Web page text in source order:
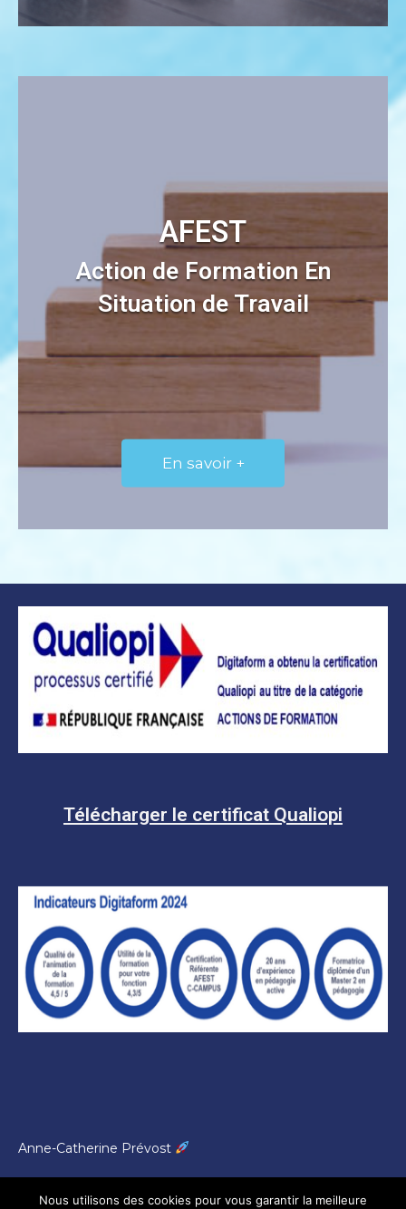
AFEST
Action de Formation En
Situation de Travail
En savoir +
Télécharger le certificat Qualiopi
Anne-Catherine Prévost
Nous utilisons des cookies pour vous garantir la meilleure